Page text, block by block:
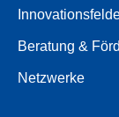
Beratung &
Netzwerke